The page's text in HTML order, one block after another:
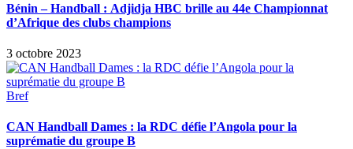
Bénin – Handball : Adjidja HBC brille au 44e Championnat
d’Afrique des clubs champions
3 octobre 2023
Bref
CAN Handball Dames : la RDC défie l’Angola pour la
suprématie du groupe B